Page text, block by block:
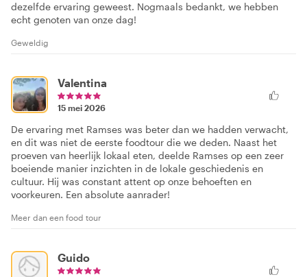
dezelfde ervaring geweest. Nogmaals bedankt, we hebben
echt genoten van onze dag!
Geweldig
Valentina
15 mei 2026
De ervaring met Ramses was beter dan we hadden verwacht,
en dit was niet de eerste foodtour die we deden. Naast het
proeven van heerlijk lokaal eten, deelde Ramses op een zeer
boeiende manier inzichten in de lokale geschiedenis en
cultuur. Hij was constant attent op onze behoeften en
voorkeuren. Een absolute aanrader!
Meer dan een food tour
Guido